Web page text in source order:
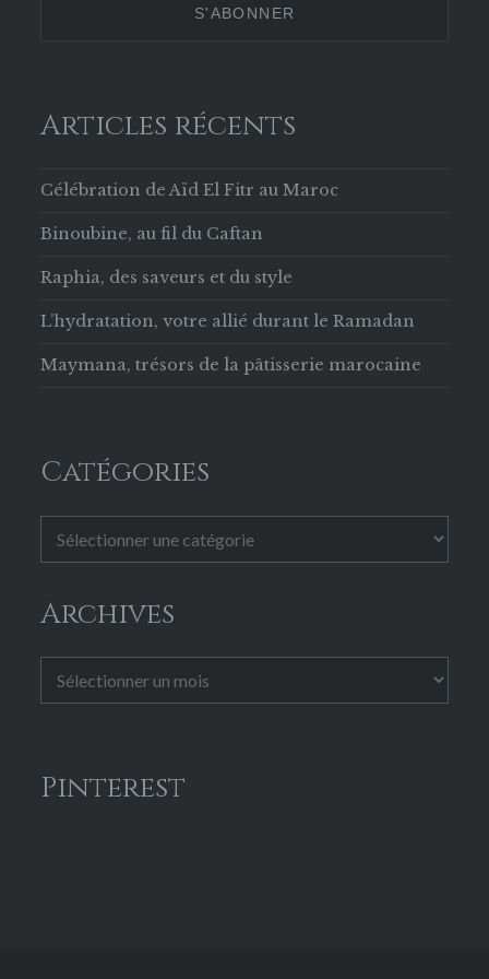
Articles récents
Célébration de Aïd El Fitr au Maroc
Binoubine, au fil du Caftan
Raphia, des saveurs et du style
L’hydratation, votre allié durant le Ramadan
Maymana, trésors de la pâtisserie marocaine
Catégories
Archives
Pinterest